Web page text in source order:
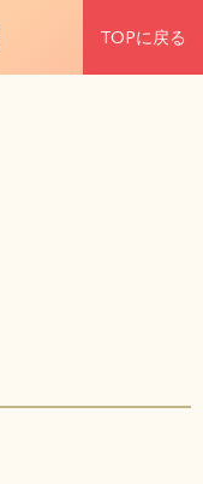
TOPに戻る